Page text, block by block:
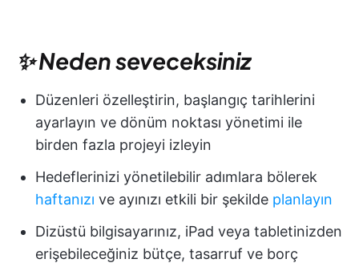
✨ Neden seveceksiniz
Düzenleri özelleştirin, başlangıç tarihlerini
ayarlayın ve dönüm noktası yönetimi ile
birden fazla projeyi izleyin
Hedeflerinizi yönetilebilir adımlara bölerek
haftanızı ve ayınızı etkili bir şekilde planlayın
Dizüstü bilgisayarınız, iPad veya tabletinizden
erişebileceğiniz bütçe, tasarruf ve borç